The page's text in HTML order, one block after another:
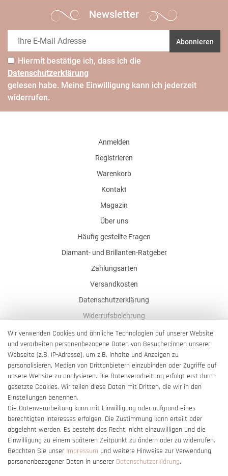
Newsletter
Abonnieren
Hiermit bestätige ich, dass ich die
Daten­schutz­erklärung
gelesen habe. Meine Einwilligung kann ich jederzeit
widerrufen.
Anmelden
Registrieren
Warenkorb
Kontakt
Magazin
Über uns
Häufig gestellte Fragen
Diamant- und Brillanten-Ratgeber
Zahlungsarten
Versandkosten
Datenschutzerklärung
Widerrufsbelehrung
AGB
Impressum
Barrierefreiheitserklärung
Vertrag widerrufen
Wir verwenden Cookies und ähnliche Technologien auf unserer Website
und verarbeiten personenbezogene Daten von Besucher:innen unserer
Webseite (z.B. IP-Adresse), um z.B. Inhalte und Anzeigen zu
personalisieren, Medien von Drittanbietern einzubinden oder Zugriffe auf
unsere Website zu analysieren. Die Datenverarbeitung erfolgt erst durch
gesetzte Cookies. Wir teilen diese Daten mit Dritten, die wir in den
Einstellungen benennen.
Die Datenverarbeitung kann mit Einwilligung oder aufgrund eines
berechtigten Interesses erfolgen. Die Zustimmung kann erteilt oder
abgelehnt werden. Es besteht das Recht, nicht einzuwilligen und die
Einwilligung zu einem späteren Zeitpunkt zu ändern oder zu widerrufen.
Beachten Sie unser Impressum und weitere Hinweise zur Verwendung
personenbezogener Daten in unserer Daten­schutz­erklärung.